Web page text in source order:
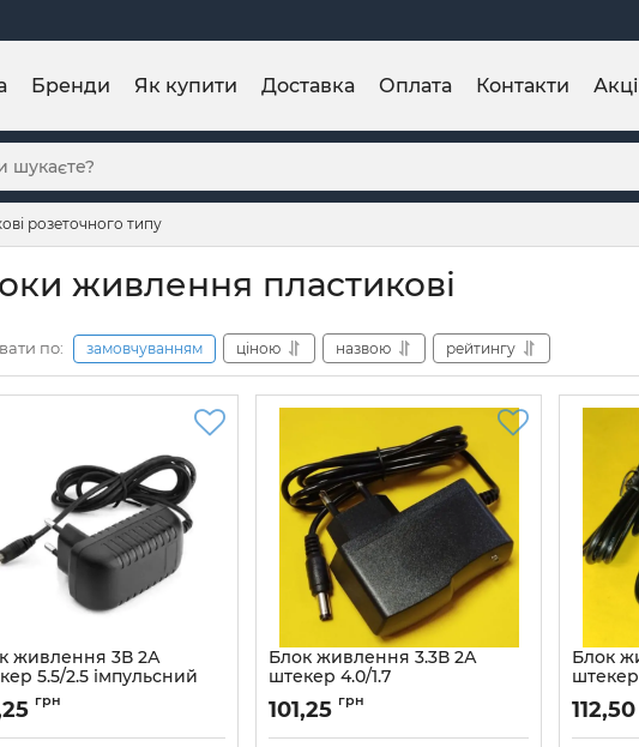
Бренди Як купити Доставка Оплата Контакти
розеточного типу
живлення пластикові
по: замовчуванням ціною назвою рейтингу
живлення 3В 2А
5.5/2.5 імпульсний
грн
Блок живлення 3.3В 2А
штекер 4.0/1.7
стабілізований імпульсний
адаптер
101,25 грн
Блок
Артикул:
112,50